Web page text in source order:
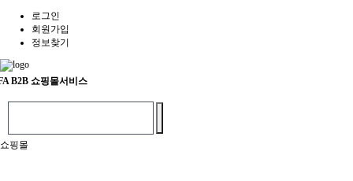
로그인
회원가입
정보찾기
B2B 쇼핑몰서비스
쇼핑몰